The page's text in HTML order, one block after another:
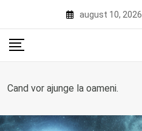
content
august 10, 2026
Cand vor ajunge la oameni.